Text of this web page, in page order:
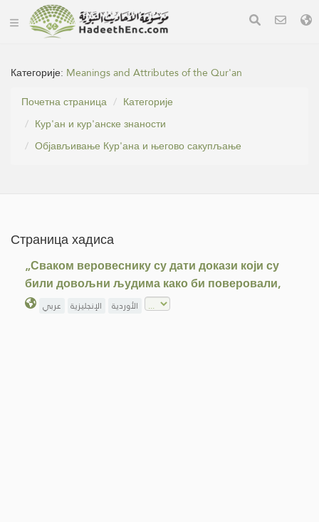
Категорије: Meanings and Attributes of the Qur'an
Почетна страница
Категорије
Кур'ан и кур'анске знаности
Објављивање Кур'ана и његово сакупљање
Страница хадиса
„Сваком веровеснику су дати докази који су
били довољни људима како би поверовали,
عربي الإنجليزية الأوردية